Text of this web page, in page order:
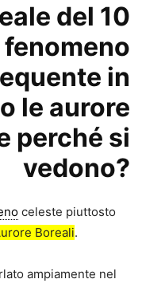
del 10
in
le aurore
perché si
vedono?
celeste piuttosto
Boreali.
ampiamente nel